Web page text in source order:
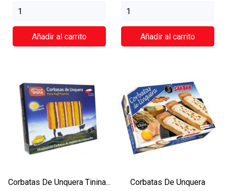
Añadir al carrito Añadir al carrito
Corbatas De Unquera Tinina...
Corbatas De Unquera